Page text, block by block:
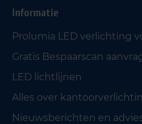
Informatie
Prolumia LED verlichting
Gratis Bespaarscan
LED lichtlijnen
Alles over
Nieuwsberichten en